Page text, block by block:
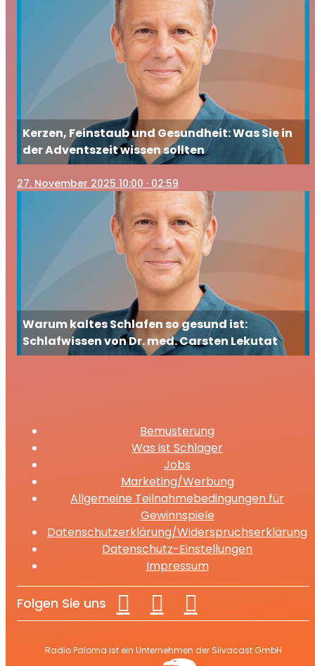
Kerzen, Feinstaub und Gesundheit: Was Sie in
der Adventszeit wissen sollten
27. November 2025 10:00 · 02:59
Warum kaltes Schlafen so gesund ist:
Schlafwissen von Dr. med. Carsten Lekutat
Bemusterung
Was ist Schlager
Jobs
Marketing/Werbung
Allgemeine Teilnahmebedingungen für
Gewinnspiele
Datenschutzerklärung/Widerspruchserklärung
Datenschutz-Einstellungen
Impressum
Folgen Sie uns
Radio Paloma ist ein Unternehmen der Silvacast GmbH